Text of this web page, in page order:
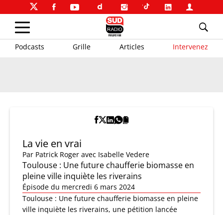
Podcasts Grille Articles Intervenez
La vie en vrai
Par Patrick Roger avec Isabelle Vedere
Toulouse : Une future chaufferie biomasse en
pleine ville inquiète les riverains
Épisode du mercredi 6 mars 2024
Toulouse : Une future chaufferie biomasse en pleine
ville inquiète les riverains, une pétition lancée